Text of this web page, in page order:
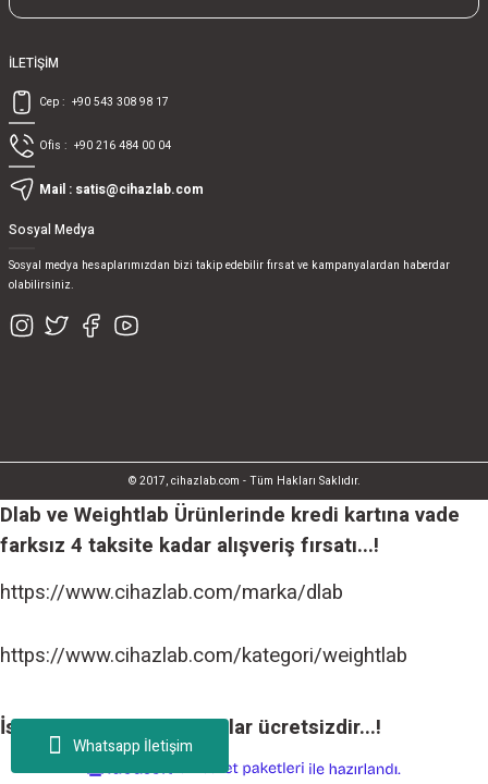
Whatsapp İletişim
İLETİŞİM
Cep : +90 543 308 98 17
Ofis : +90 216 484 00 04
Mail : satis@cihazlab.com
Sosyal Medya
Sosyal medya hesaplarımızdan bizi takip edebilir fırsat ve kampanyalardan haberdar
olabilirsiniz.
© 2017, cihazlab.com - Tüm Hakları Saklıdır.
Dlab ve Weightlab Ürünlerinde kredi kartına vade
farksız 4 taksite kadar alışveriş fırsatı...!
https://www.cihazlab.com/marka/dlab
https://www.cihazlab.com/kategori/weightlab
İstanbul içi tüm teslimatlar ücretsizdir...!
e-